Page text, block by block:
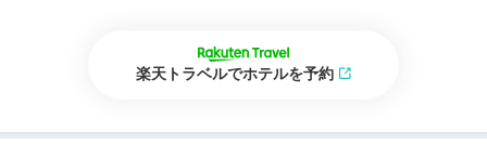
楽天トラベルでホテルを予約